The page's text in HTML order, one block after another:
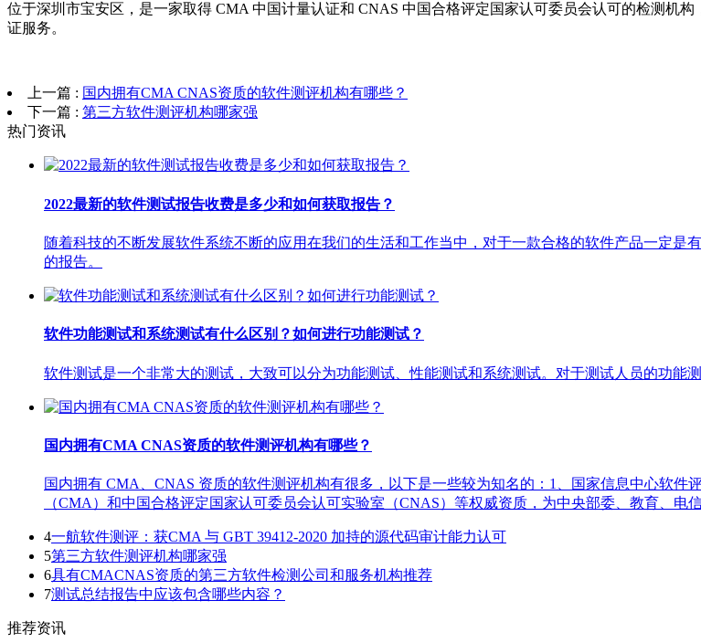
位于深圳市宝安区，是一家取得 CMA 中国计量认证和 CNAS 中国合格评定国家认可委员会认可的检测机
证服务。
上一篇 : 国内拥有CMA CNAS资质的软件测评机构有哪些？
下一篇 : 第三方软件测评机构哪家强
热门资讯
2022最新的软件测试报告收费是多少和如何获取报告？
随着科技的不断发展软件系统不断的应用在我们的生活和工作当中，对于一款合格的软件产品一定
的报告。
软件功能测试和系统测试有什么区别？如何进行功能测试？
软件测试是一个非常大的测试，大致可以分为功能测试、性能测试和系统测试。对于测试人员的功能
国内拥有CMA CNAS资质的软件测评机构有哪些？
国内拥有 CMA、CNAS 资质的软件测评机构有很多，以下是一些较为知名的：1、国家信息中心软
（CMA）和中国合格评定国家认可委员会认可实验室（CNAS）等权威资质，为中央部委、教育、电
4一航软件测评：获CMA 与 GBT 39412-2020 加持的源代码审计能力认可
5第三方软件测评机构哪家强
6具有CMACNAS资质的第三方软件检测公司和服务机构推荐
7测试总结报告中应该包含哪些内容？
推荐资讯